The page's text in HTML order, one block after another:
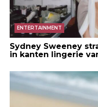
ENTERTAINMENT
Sydney Sweeney
in kanten lingerie